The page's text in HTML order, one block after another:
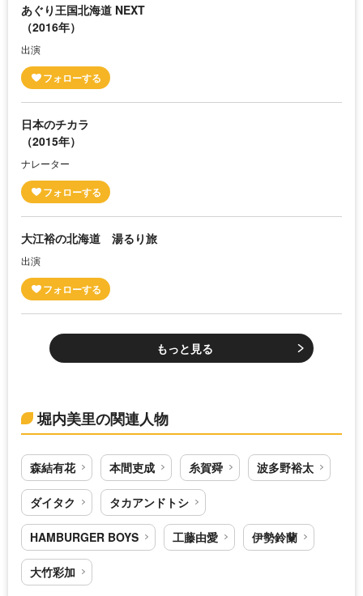
あぐり王国北海道 NEXT
（2016年）
出演
日本のチカラ
（2015年）
ナレーター
大江裕の北海道 湯るり旅
出演
もっと見る
堀内美里の関連人物
森結有花 本間吏成 糸賀舜 波多野裕太
ダイタク タカアンドトシ
HAMBURGER BOYS 工藤由愛 伊勢鈴蘭
大竹彩加